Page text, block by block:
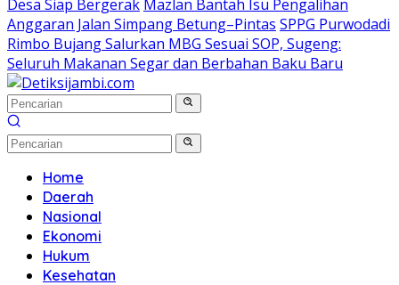
Desa Siap Bergerak Mazlan Bantah Isu Pengalihan
Anggaran Jalan Simpang Betung–Pintas SPPG Purwodadi
Rimbo Bujang Salurkan MBG Sesuai SOP, Sugeng:
Seluruh Makanan Segar dan Berbahan Baku Baru
Home
Daerah
Nasional
Ekonomi
Hukum
Kesehatan